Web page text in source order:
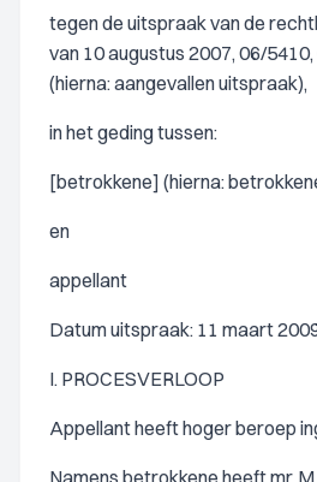
tegen de uitspraak van de
van 10 augustus 2007, 06/
(hierna: aangevallen uitspraak),
in het geding tussen:
[betrokkene] (hierna:
en
appellant
Datum uitspraak: 11 maart
I. PROCESVERLOOP
Appellant heeft hoger beroep
Namens betrokkene heeft mr.